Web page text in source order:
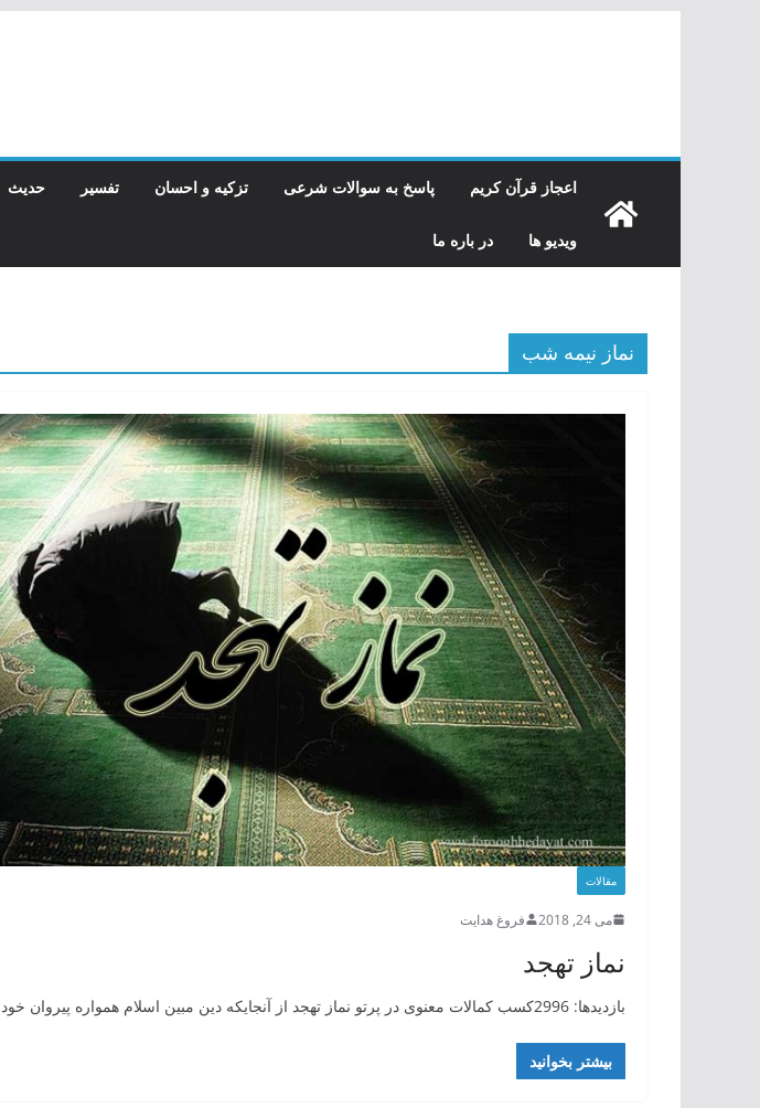
اعجاز قرآن کریم پاسخ به سوالات شرعی تزکیه و احسان تفسیر حدیث
ویدیو ها در باره ما
نماز نیمه شب
مقالات
می 24, 2018 فروغ هدایت
نماز تهجد
بازدیدها: 2996کسب کمالات معنوی در پرتو نماز تهجد از آنجایکه دین مبین اسلام همواره پیروان خود را بسوی ترقی و
بیشتر بخوانید